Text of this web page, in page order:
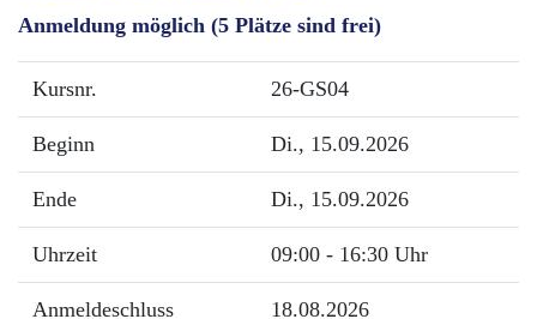
Anmeldung möglich (5 Plätze sind frei)
Kursnr. 26-GS04
Beginn Di., 15.09.2026
Ende Di., 15.09.2026
Uhrzeit 09:00 - 16:30 Uhr
Anmeldeschluss 18.08.2026